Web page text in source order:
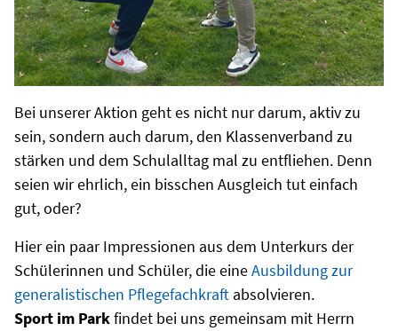
Bei unserer Aktion geht es nicht nur darum, aktiv zu
sein, sondern auch darum, den Klassenverband zu
stärken und dem Schulalltag mal zu entfliehen. Denn
seien wir ehrlich, ein bisschen Ausgleich tut einfach
gut, oder?
Hier ein paar Impressionen aus dem Unterkurs der
Schülerinnen und Schüler, die eineAusbildung zur
generalistischen Pflegefachkraft absolvieren.
Sport im Parkfindet bei uns gemeinsam mit Herrn